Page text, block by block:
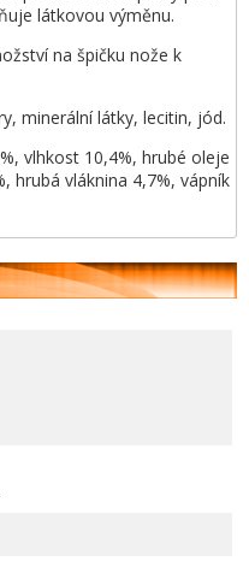
látkovou výměnu.
na špičku nože k
minerální látky, lecitin, jód.
vlhkost 10,4%, hrubé oleje
hrubá vláknina 4,7%, vápník